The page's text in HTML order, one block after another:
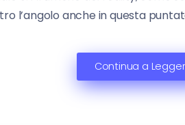
l’angolo anche in questa
Continua a